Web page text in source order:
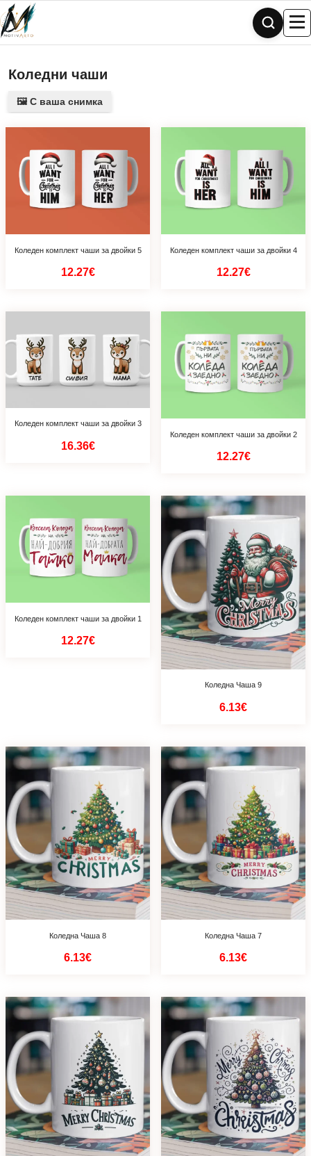
Skip
to
content
Коледни чаши
🖼️ С ваша снимка
Коледен комплект чаши за двойки 5
12.27€
Коледен комплект чаши за двойки 4
12.27€
Коледен комплект чаши за двойки 3
16.36€
Коледен комплект чаши за двойки 2
12.27€
Коледен комплект чаши за двойки 1
12.27€
Коледна Чаша 9
6.13€
Коледна Чаша 8
6.13€
Коледна Чаша 7
6.13€